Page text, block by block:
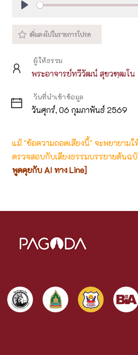
ผู้ให้ธรรม
พระอาจารย์ทวีวัฒน์ สุขวฑฺฒโน
วันที่นำเข้าข้อมูล
วันศุกร์, 06 กุมภาพันธ์ 2569
แม้ "ข้อความถอดเสียงนี้" จะพยายาม
ตรวจสอบกับเสียงธรรมบรรยายต้นฉ
พูดคุยกับ AI ทาง Line]